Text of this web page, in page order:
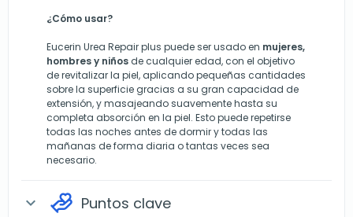
¿Cómo usar?
Eucerin Urea Repair plus puede ser usado en mujeres,
hombres y niños de cualquier edad, con el objetivo
de revitalizar la piel, aplicando pequeñas cantidades
sobre la superficie gracias a su gran capacidad de
extensión, y masajeando suavemente hasta su
completa absorción en la piel. Esto puede repetirse
todas las noches antes de dormir y todas las
mañanas de forma diaria o tantas veces sea
necesario.
expand_more Puntos clave